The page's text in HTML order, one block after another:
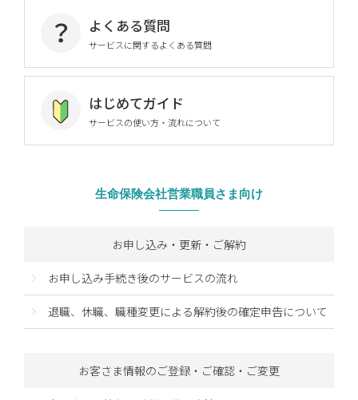
よくある質問
サービスに関するよくある質問
はじめてガイド
サービスの使い方・流れについて
生命保険会社営業職員さま向け
お申し込み・更新・ご解約
お申し込み手続き後のサービスの流れ
退職、休職、職種変更による解約後の確定申告について
お客さま情報のご登録・ご確認・ご変更